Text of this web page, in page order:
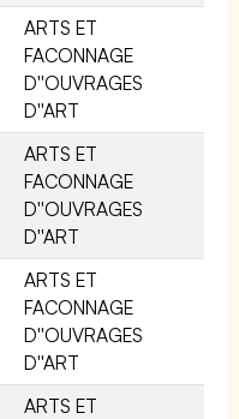
ARTS ET
FACONNAGE
D''OUVRAGES
D''ART
ARTS ET
FACONNAGE
D''OUVRAGES
D''ART
ARTS ET
FACONNAGE
D''OUVRAGES
D''ART
ARTS ET